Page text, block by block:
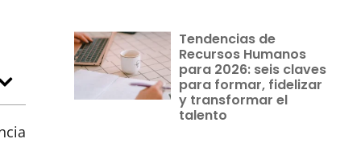
Tendencias de
Recursos Humanos
para 2026: seis claves
para formar, fidelizar
y transformar el
talento